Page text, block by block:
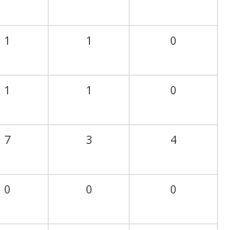
1 1 0
1 1 0
7 3 4
0 0 0